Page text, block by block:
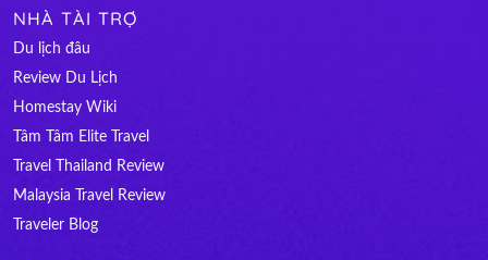
NHÀ TÀI TRỢ
Du lịch đâu
Review Du Lịch
Homestay Wiki
Tâm Tâm Elite Travel
Travel Thailand Review
Malaysia Travel Review
Traveler Blog